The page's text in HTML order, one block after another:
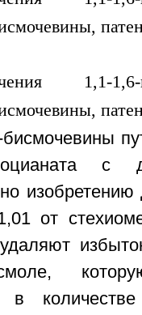
бисмочевины
от
смоле,
в